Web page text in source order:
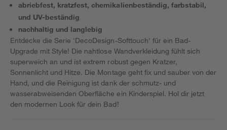
abriebfest, kratzfest, chemikalienbeständig, farbstabil,
und UV-beständig
nachhaltig und langlebig
Entdecke die Serie 'DecoDesign-Softtouch' für ein Bad-
Upgrade mit Style! Die nahtlose Wandverkleidung fühlt sich
superweich an und ist extrem robust gegen Kratzer,
Sonnenlicht und Hitze. Die Montage geht fix und sauber von der
Hand, und die Reinigung ist dank der schmutz- und
wasserabweisenden Oberfläche ein Kinderspiel. Hol dir jetzt
den modernen Look für dein Bad!